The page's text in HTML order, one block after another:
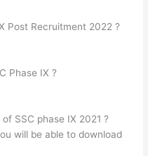
Post Recruitment 2022 ?
Phase IX ?
SSC phase IX 2021 ?
will be able to download